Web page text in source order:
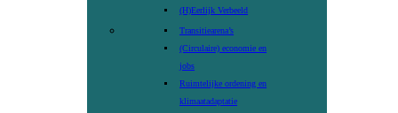
(H)Eerlijk Verbeeld
Transitiearena’s
(Circulaire) economie en
jobs
Ruimtelijke ordening en
klimaatadaptatie